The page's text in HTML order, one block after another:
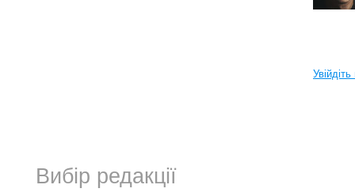
Вибір редакції